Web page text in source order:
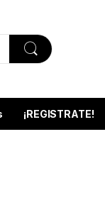
¡REGISTRATE!